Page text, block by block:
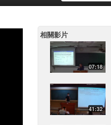
相關影片
07:18
41:32